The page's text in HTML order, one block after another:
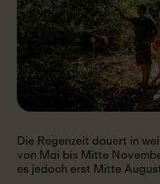
Die Regenzeit dauert in
von Mai bis Mitte
es jedoch erst Mitte